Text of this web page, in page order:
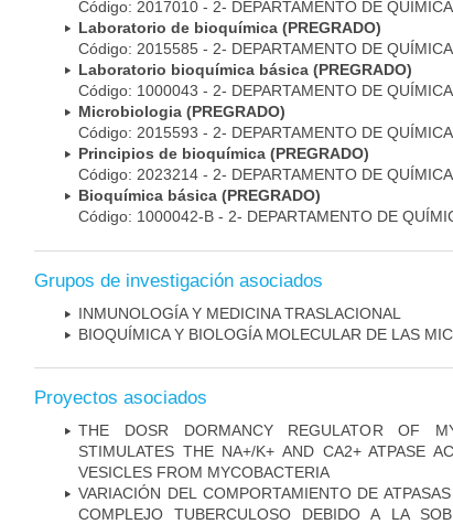
Código: 2017010 - 2- DEPARTAMENTO DE QUÍMICA
Laboratorio de bioquímica (PREGRADO)
Código: 2015585 - 2- DEPARTAMENTO DE QUÍMICA
Laboratorio bioquímica básica (PREGRADO)
Código: 1000043 - 2- DEPARTAMENTO DE QUÍMICA
Microbiologia (PREGRADO)
Código: 2015593 - 2- DEPARTAMENTO DE QUÍMICA
Principios de bioquímica (PREGRADO)
Código: 2023214 - 2- DEPARTAMENTO DE QUÍMICA
Bioquímica básica (PREGRADO)
Código: 1000042-B - 2- DEPARTAMENTO DE
Grupos de investigación asociados
INMUNOLOGÍA Y MEDICINA TRASLACIONAL
BIOQUÍMICA Y BIOLOGÍA MOLECULAR DE LAS
Proyectos asociados
THE DOSR DORMANCY REGULATOR OF
STIMULATES THE NA+/K+ AND CA2+ ATPASE
VESICLES FROM MYCOBACTERIA
VARIACIÓN DEL COMPORTAMIENTO DE
COMPLEJO TUBERCULOSO DEBIDO A LA